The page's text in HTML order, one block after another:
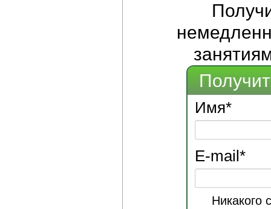
Имя*
E-mail*
Никакого